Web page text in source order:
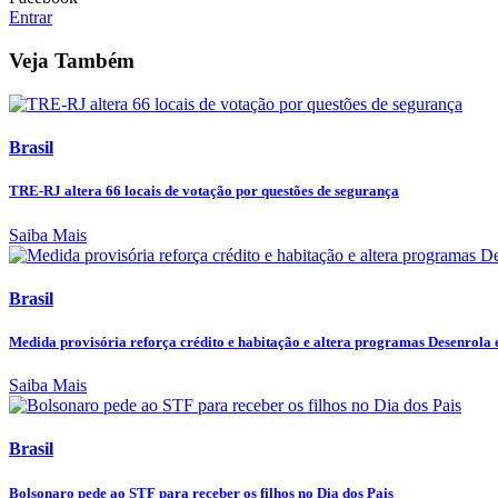
Entrar
Veja Também
Brasil
TRE-RJ altera 66 locais de votação por questões de segurança
Saiba Mais
Brasil
Medida provisória reforça crédito e habitação e altera programas Desenrola
Saiba Mais
Brasil
Bolsonaro pede ao STF para receber os filhos no Dia dos Pais